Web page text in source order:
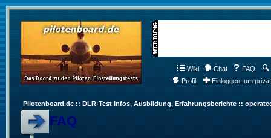
Wiki Chat FAQ
Profil
Einloggen, um
Pilotenboard.de :: DLR-Test Infos, Ausbildung, Erfahrungsberichte ::
FAQ